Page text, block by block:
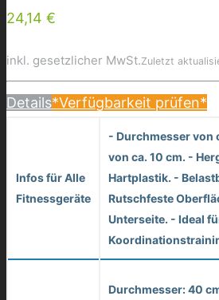
24,14 €
inkl. gesetzlicher MwSt.Zuletzt
Details*Verfügbarkeit prüfen*
Infos für Alle
Fitnessgeräte
- Durchmesser von
von ca. 10 cm. -
Hartplastik. -
Rutschfeste
Unterseite. - Ideal
Durchmesser: 40